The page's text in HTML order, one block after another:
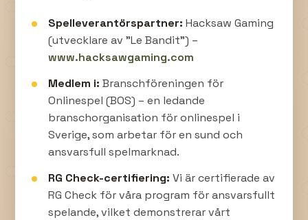
Spelleverantörspartner: Hacksaw Gaming
(utvecklare av "Le Bandit") –
www.hacksawgaming.com
Medlem i: Branschföreningen för
Onlinespel (BOS) – en ledande
branschorganisation för onlinespel i
Sverige, som arbetar för en sund och
ansvarsfull spelmarknad.
RG Check-certifiering: Vi är certifierade av
RG Check för våra program för ansvarsfullt
spelande, vilket demonstrerar vårt